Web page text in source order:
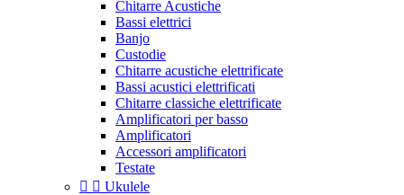
Chitarre Acustiche
Bassi elettrici
Banjo
Custodie
Chitarre acustiche elettrificate
Bassi acustici elettrificati
Chitarre classiche elettrificate
Amplificatori per basso
Amplificatori
Accessori amplificatori
Testate
  Ukulele